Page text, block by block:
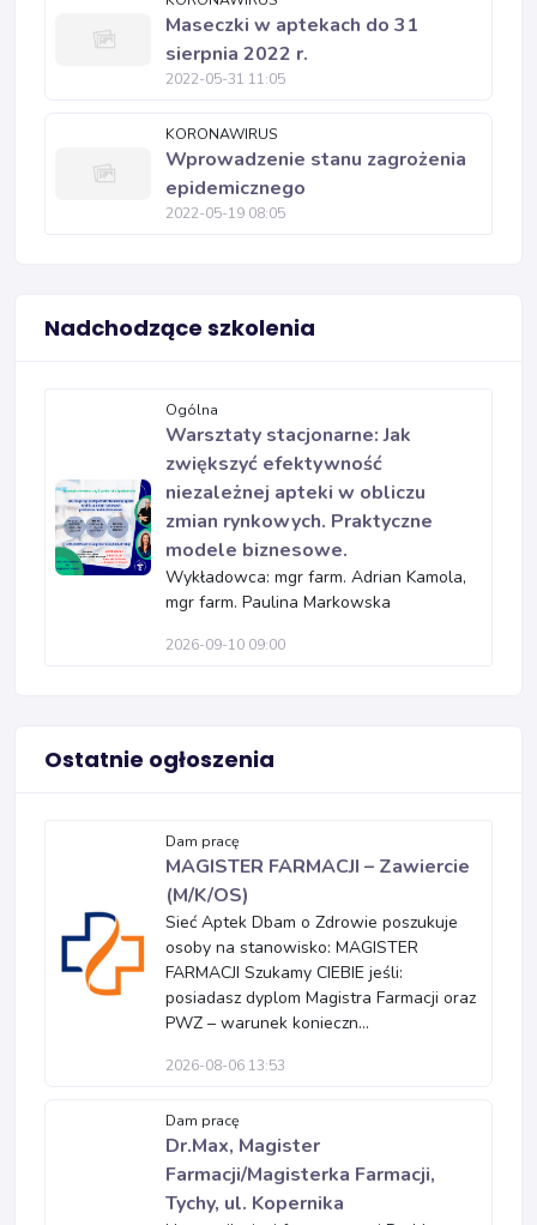
Maseczki w aptekach do 31
sierpnia 2022 r.
2022-05-31 11:05
KORONAWIRUS
Wprowadzenie stanu zagrożenia
epidemicznego
2022-05-19 08:05
Nadchodzące szkolenia
Ogólna
Warsztaty stacjonarne: Jak
zwiększyć efektywność
niezależnej apteki w obliczu
zmian rynkowych. Praktyczne
modele biznesowe.
Wykładowca: mgr farm. Adrian Kamola,
mgr farm. Paulina Markowska
2026-09-10 09:00
Ostatnie ogłoszenia
Dam pracę
MAGISTER FARMACJI – Zawiercie
(M/K/OS)
Sieć Aptek Dbam o Zdrowie poszukuje
osoby na stanowisko: MAGISTER
FARMACJI Szukamy CIEBIE jeśli:
posiadasz dyplom Magistra Farmacji oraz
PWZ – warunek konieczn...
2026-08-06 13:53
Dam pracę
Dr.Max, Magister
Farmacji/Magisterka Farmacji,
Tychy, ul. Kopernika